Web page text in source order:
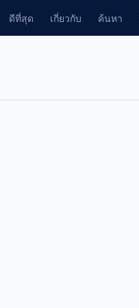
ดีที่สุด เกี่ยวกับ ค้นหา